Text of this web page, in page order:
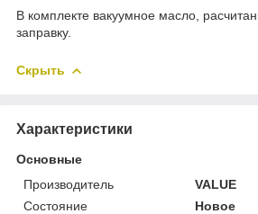
В комплекте вакуумное масло,
заправку.
Скрыть
Характеристики
Основные
Производитель
VALUE
Состояние
Новое